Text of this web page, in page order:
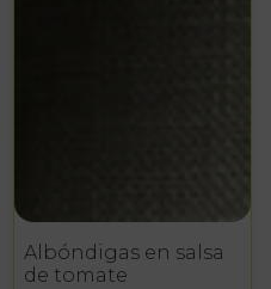
Albóndigas en salsa
de tomate